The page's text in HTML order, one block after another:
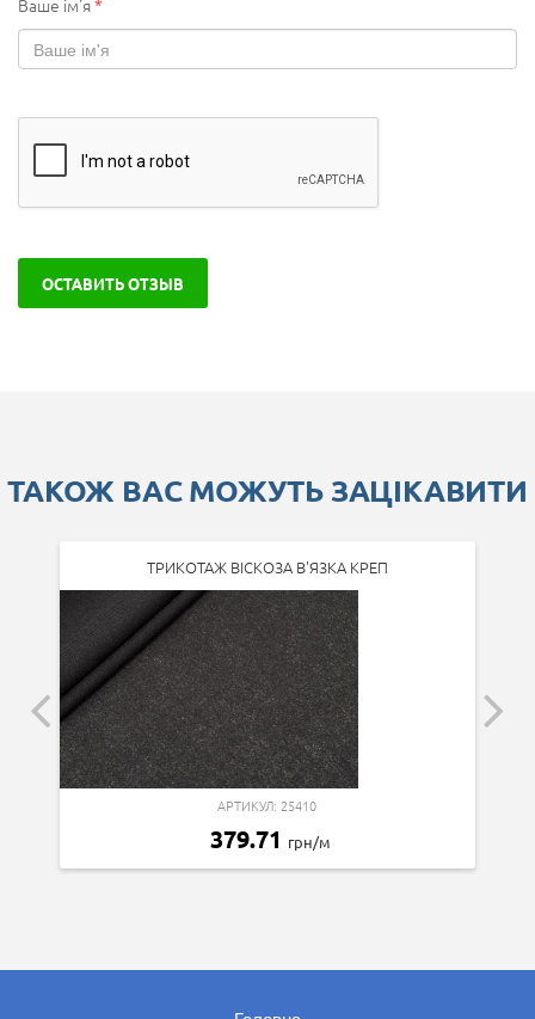
Ваше ім'я*
ОСТАВИТЬ ОТЗЫВ
ТАКОЖ ВАС МОЖУТЬ ЗАЦІКАВИТИ
ТРИКОТАЖ ВІСКОЗА В'ЯЗКА КРЕП
АРТИКУЛ: 25410
379.71 грн/м